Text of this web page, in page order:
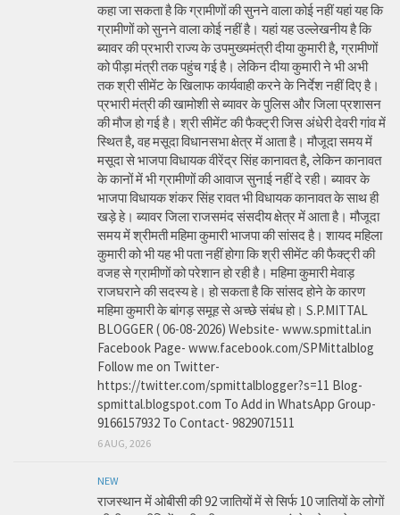
कहा जा सकता है कि ग्रामीणों की सुनने वाला कोई नहीं यहां यह कि
ग्रामीणों को सुनने वाला कोई नहीं है। यहां यह उल्लेखनीय है कि
ब्यावर की प्रभारी राज्य के उपमुख्यमंत्री दीया कुमारी है, ग्रामीणों
को पीड़ा मंत्री तक पहुंच गई है। लेकिन दीया कुमारी ने भी अभी
तक श्री सीमेंट के खिलाफ कार्यवाही करने के निर्देश नहीं दिए है।
प्रभारी मंत्री की खामोशी से ब्यावर के पुलिस और जिला प्रशासन
की मौज हो गई है। श्री सीमेंट की फैक्ट्री जिस अंधेरी देवरी गांव में
स्थित है, वह मसूदा विधानसभा क्षेत्र में आता है। मौजूदा समय में
मसूदा से भाजपा विधायक वीरेंद्र सिंह कानावत है, लेकिन कानावत
के कानों में भी ग्रामीणों की आवाज सुनाई नहीं दे रही। ब्यावर के
भाजपा विधायक शंकर सिंह रावत भी विधायक कानावत के साथ ही
खड़े हे। ब्यावर जिला राजसमंद संसदीय क्षेत्र में आता है। मौजूदा
समय में श्रीमती महिमा कुमारी भाजपा की सांसद है। शायद महिला
कुमारी को भी यह भी पता नहीं होगा कि श्री सीमेंट की फैक्ट्री की
वजह से ग्रामीणों को परेशान हो रही है। महिमा कुमारी मेवाड़
राजघराने की सदस्य हे। हो सकता है कि सांसद होने के कारण
महिमा कुमारी के बांगड़ समूह से अच्छे संबंध हो। S.P.MITTAL
BLOGGER ( 06-08-2026) Website- www.spmittal.in
Facebook Page- www.facebook.com/SPMittalblog
Follow me on Twitter-
https://twitter.com/spmittalblogger?s=11 Blog-
spmittal.blogspot.com To Add in WhatsApp Group-
9166157932 To Contact- 9829071511
6 AUG, 2026
NEW
राजस्थान में ओबीसी की 92 जातियों में से सिर्फ 10 जातियों के लोगों